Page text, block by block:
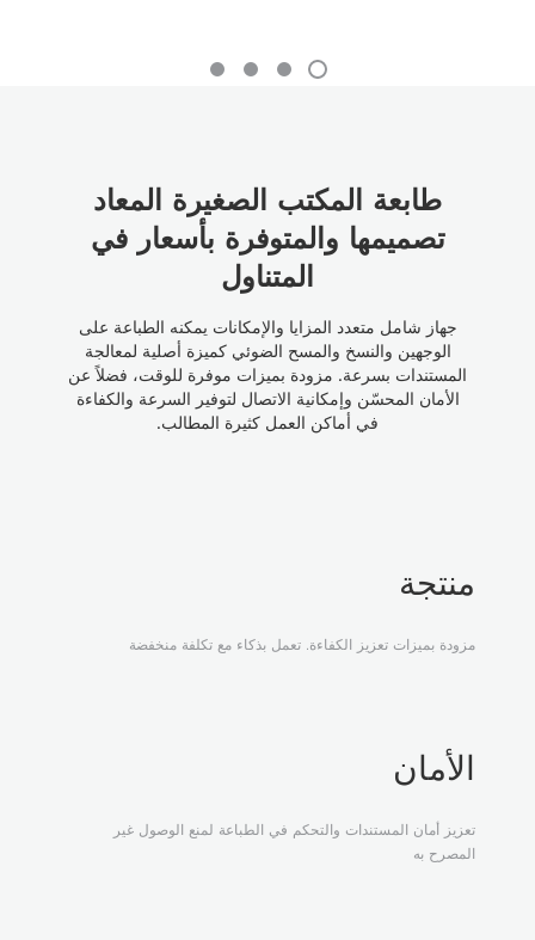
طابعة المكتب الصغيرة المعاد
تصميمها والمتوفرة بأسعار في
المتناول
جهاز شامل متعدد المزايا والإمكانات يمكنه الطباعة على
الوجهين والنسخ والمسح الضوئي كميزة أصلية لمعالجة
المستندات بسرعة. مزودة بميزات موفرة للوقت، فضلاً عن
الأمان المحسّن وإمكانية الاتصال لتوفير السرعة والكفاءة
في أماكن العمل كثيرة المطالب.
منتجة
مزودة بميزات تعزيز الكفاءة. تعمل بذكاء مع تكلفة منخفضة
الأمان
تعزيز أمان المستندات والتحكم في الطباعة لمنع الوصول غير
المصرح به